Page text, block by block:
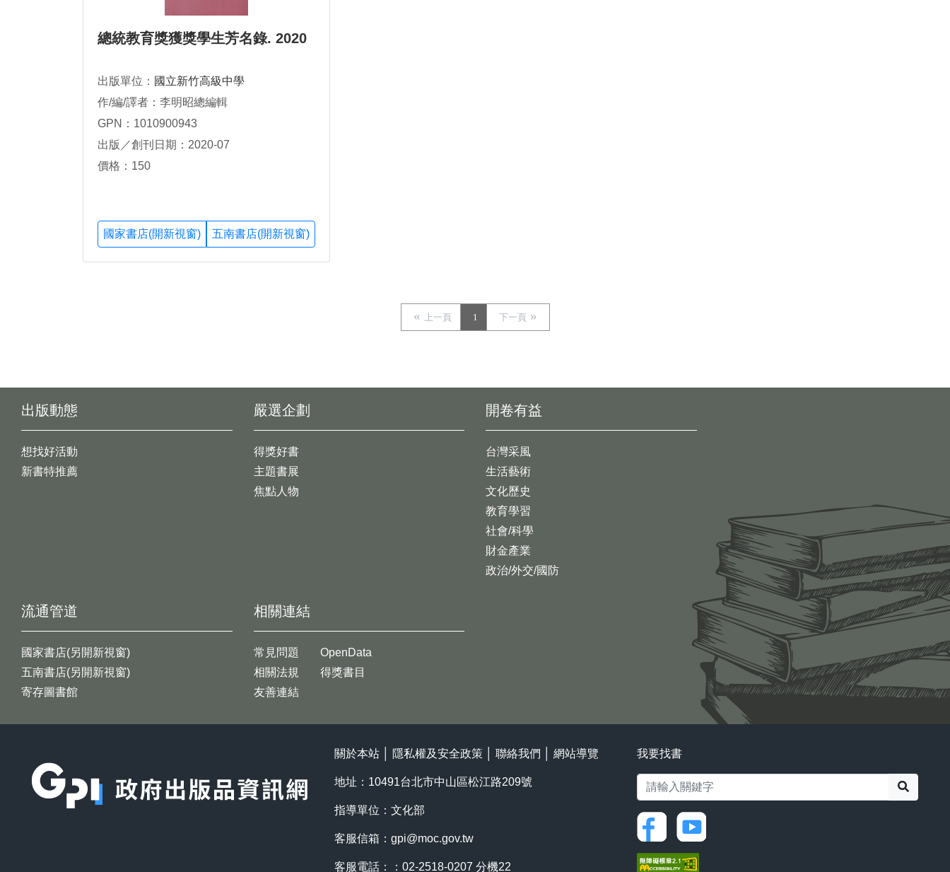
總統教育獎獲獎學生芳名錄. 2020
出版單位： 國立新竹高級中學
作/編/譯者：李明昭總編輯
GPN：1010900943
出版／創刊日期：2020-07
價格：150
國家書店(開新視窗) 五南書店(開新視窗)
上一頁 1 下一頁
出版動態
想找好活動
新書特推薦
開卷有益
台灣采風
生活藝術
文化歷史
教育學習
社會/科學
財金產業
政治/外交/國防
嚴選企劃
得獎好書
主題書展
焦點人物
流通管道
國家書店(另開新視窗)
五南書店(另開新視窗)
寄存圖書館
相關連結
常見問題
相關法規
友善連結
OpenData
得獎書目
關於本站 隱私權及安全政策 聯絡我們 網站導覽
地址：10491台北市中山區松江路209號
指導單位：文化部
客服信箱： gpi@moc.gov.tw
客服電話：：02-2518-0207 分機22
我要找書